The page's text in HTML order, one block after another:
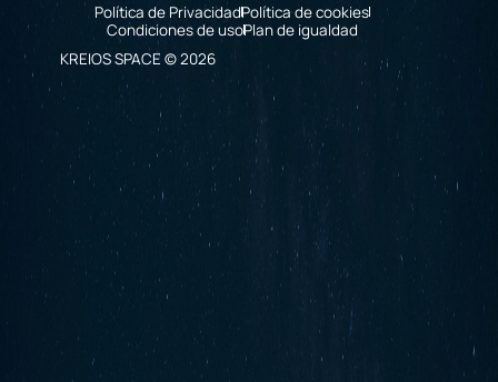
Política de PrivacidadPolítica de cookies
Condiciones de usoPlan de igualdad
KREIOS SPACE © 2026